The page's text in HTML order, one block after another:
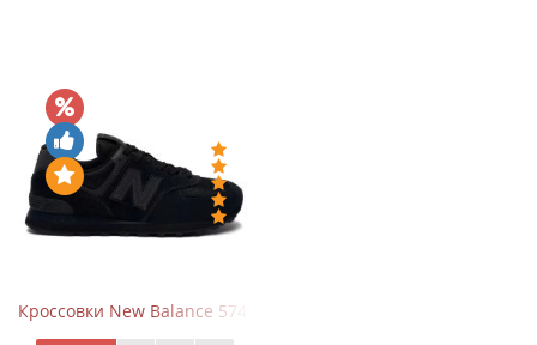
Кроссовки New Balance 574 All Black